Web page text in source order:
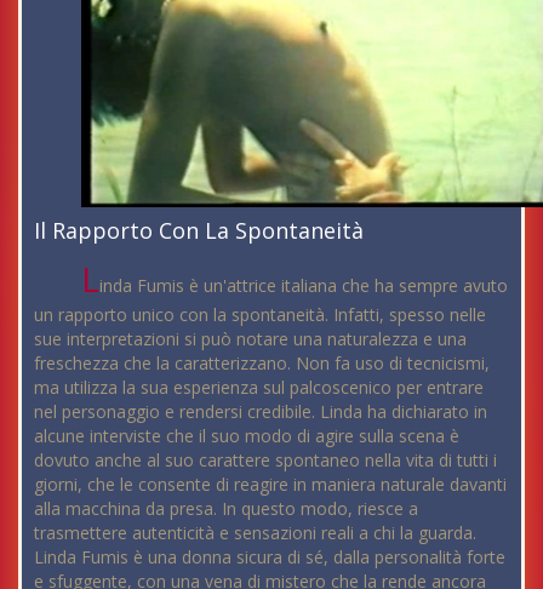
Il Rapporto Con La Spontaneità
Linda Fumis è un'attrice italiana che ha sempre avuto
un rapporto unico con la spontaneità. Infatti, spesso nelle
sue interpretazioni si può notare una naturalezza e una
freschezza che la caratterizzano. Non fa uso di tecnicismi,
ma utilizza la sua esperienza sul palcoscenico per entrare
nel personaggio e rendersi credibile. Linda ha dichiarato in
alcune interviste che il suo modo di agire sulla scena è
dovuto anche al suo carattere spontaneo nella vita di tutti i
giorni, che le consente di reagire in maniera naturale davanti
alla macchina da presa. In questo modo, riesce a
trasmettere autenticità e sensazioni reali a chi la guarda.
Linda Fumis è una donna sicura di sé, dalla personalità forte
e sfuggente, con una vena di mistero che la rende ancora